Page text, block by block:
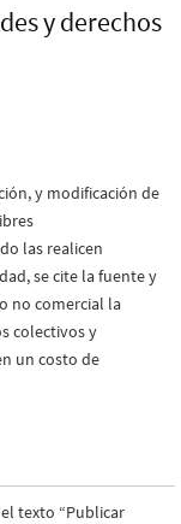
y derechos
y modificación de
las realicen
se cite la fuente y
no comercial la
colectivos y
un costo de
el texto “Publicar